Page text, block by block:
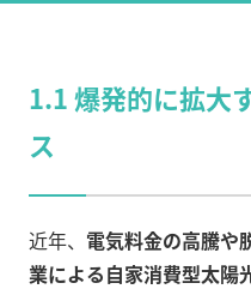
1.1 爆発的に拡大
ス
近年、 電気料金の高騰や
業による自家消費型太陽